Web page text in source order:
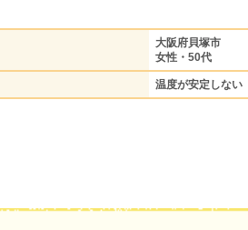
大阪府貝塚市
女性・50代
温度が安定しない